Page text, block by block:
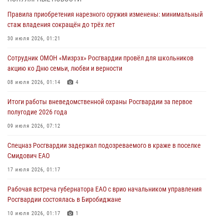
В Росгвардии вспоминают российских воинов, погибших в Первой
мировой войне 1914-1918 годов
Внесены изменения в правила проведения контрольного отстрела
гражданского оружия
Правила приобретения нарезного оружия изменены: минимальный
стаж владения сокращён до трёх лет
Правила приобретения нарезного оружия изменены: минимальный
стаж владения сокращён до трёх лет
30 июля 2026, 01:21
Сотрудник ОМОН «Мизрэх» Росгвардии провёл для школьников
акцию ко Дню семьи, любви и верности
08 июля 2026, 01:14 4
Итоги работы вневедомственной охраны Росгвардии за первое
полугодие 2026 года
09 июля 2026, 07:12
Спецназ Росгвардии задержал подозреваемого в краже в поселке
Смидович ЕАО
17 июля 2026, 01:17
Рабочая встреча губернатора ЕАО с врио начальником управления
Росгвардии состоялась в Биробиджане
10 июля 2026, 01:17 1